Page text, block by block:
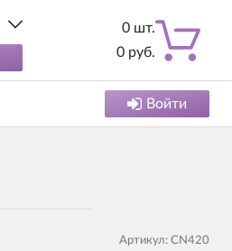
0 шт.
0 руб.
Войти
Артикул: CN420